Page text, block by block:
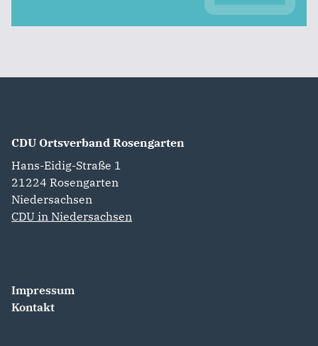
CDU Ortsverband Rosengarten
Hans-Eidig-Straße 1
21224 Rosengarten
Niedersachsen
CDU in Niedersachsen
Impressum
Kontakt